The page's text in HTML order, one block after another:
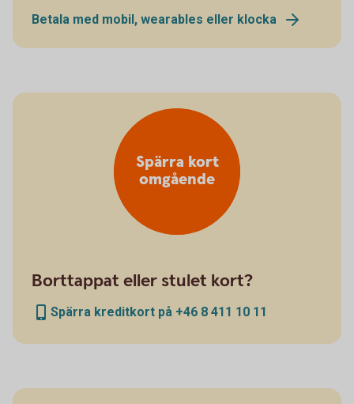
Betala med mobil, wearables eller klocka
Spärra kort
omgående
Borttappat eller stulet kort?
Spärra kreditkort på +46 8 411 10 11